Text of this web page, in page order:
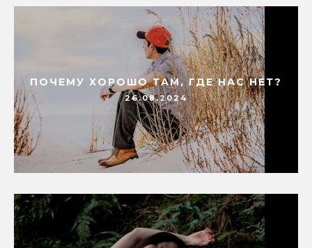
ПОЧЕМУ ХОРОШО ТАМ, ГДЕ НАС НЕТ?
26.08.2024